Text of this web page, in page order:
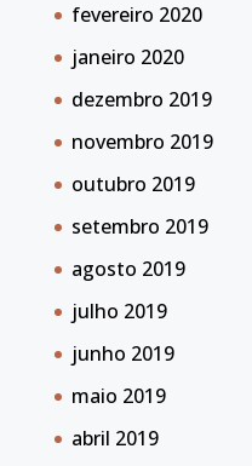
fevereiro 2020
janeiro 2020
dezembro 2019
novembro 2019
outubro 2019
setembro 2019
agosto 2019
julho 2019
junho 2019
maio 2019
abril 2019